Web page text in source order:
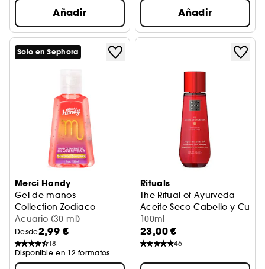
Añadir Añadir
Solo en Sephora
Merci Handy
Gel de manos
Collection Zodiaco
Acuario (30 ml)
Desde2,99 €
18
Disponible en 12 formatos
Rituals
The Ritual of Ayurveda
Aceite Seco Cabello y
100ml
23,00 €
46